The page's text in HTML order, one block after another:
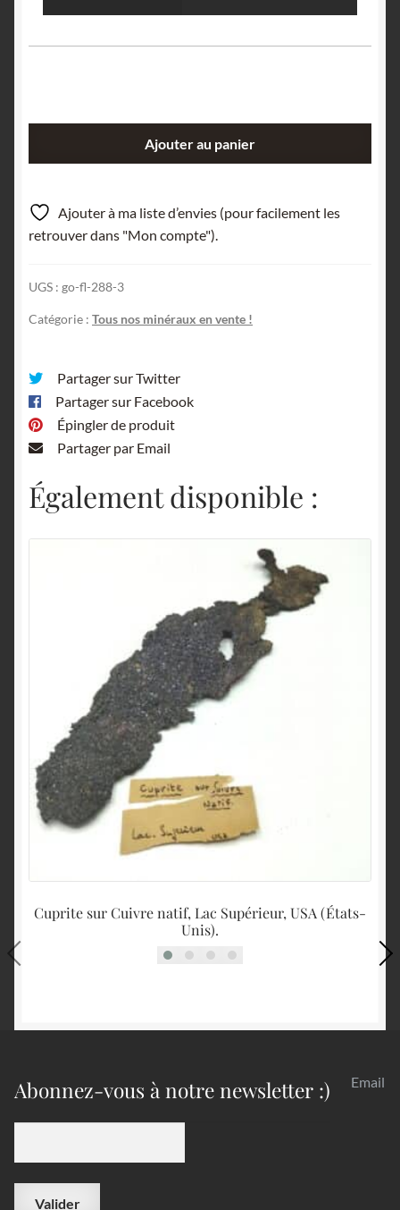
Diana,
Lewis
County,
York,
USA
Ajouter au panier
Ajouter à ma liste d’envies (pour facilement les
retrouver dans "Mon compte").
UGS : go-fl-288-3
Catégorie : Tous nos minéraux en vente !
Partager sur Twitter
Partager sur Facebook
Épingler de produit
Partager par Email
Également disponible :
Cuprite sur Cuivre natif, Lac Supérieur, USA (États-
Unis).
Abonnez-vous à notre newsletter :) Email